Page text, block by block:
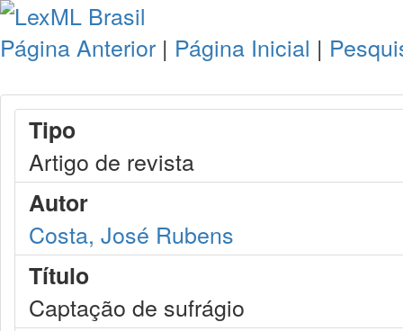
Página Anterior | Página Inicial |
Tipo
Artigo de revista
Autor
Costa, José Rubens
Título
Captação de sufrágio